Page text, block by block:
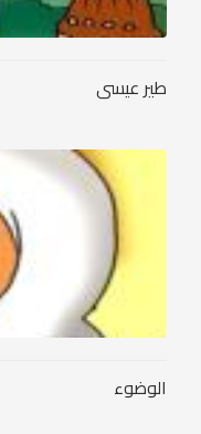
طير عيسى
الوضوء